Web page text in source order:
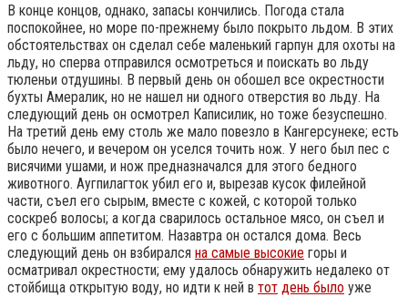
В конце концов, однако, запасы кончились. Погода стала
поспокойнее, но море по-прежнему было покрыто льдом. В этих
обстоятельствах он сделал себе маленький гарпун для охоты на
льду, но сперва отправился осмотреться и поискать во льду
тюленьи отдушины. В первый день он обошел все окрестности
бухты Амералик, но не нашел ни одного отверстия во льду. На
следующий день он осмотрел Каписилик, но тоже безуспешно.
На третий день ему столь же мало повезло в Кангерсунеке; есть
было нечего, и вечером он уселся точить нож. У него был пес с
висячими ушами, и нож предназначался для этого бедного
животного. Аугпилагток убил его и, вырезав кусок филейной
части, съел его сырым, вместе с кожей, с которой только
соскреб волосы; а когда сварилось остальное мясо, он съел и
его с большим аппетитом. Назавтра он остался дома. Весь
следующий день он взбирался на самые высокие горы и
осматривал окрестности; ему удалось обнаружить недалеко от
стойбища открытую воду, но идти к ней в тот день было уже